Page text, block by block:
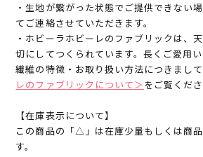
・生地が繋がった状態でご提供できない
てご連絡させていただきます。
・ホビーラホビーレのファブリックは、
切にしてつくられています。長くご愛用
繊維の特徴・お取り扱い方法につきまし
レのファブリックについて＞ をご覧くださ
【在庫表示について】
この商品の「△」は在庫少量もしくは商
す。